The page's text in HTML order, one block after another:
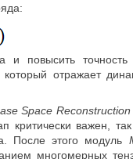
повысить точность
который отражает
Space Reconstruction
критически важен,
После этого модуль
многомерных